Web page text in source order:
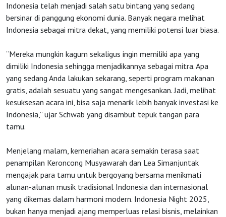
Indonesia telah menjadi salah satu bintang yang sedang
bersinar di panggung ekonomi dunia. Banyak negara melihat
Indonesia sebagai mitra dekat, yang memiliki potensi luar biasa.
“Mereka mungkin kagum sekaligus ingin memiliki apa yang
dimiliki Indonesia sehingga menjadikannya sebagai mitra. Apa
yang sedang Anda lakukan sekarang, seperti program makanan
gratis, adalah sesuatu yang sangat mengesankan. Jadi, melihat
kesuksesan acara ini, bisa saja menarik lebih banyak investasi ke
Indonesia,” ujar Schwab yang disambut tepuk tangan para
tamu.
Menjelang malam, kemeriahan acara semakin terasa saat
penampilan Keroncong Musyawarah dan Lea Simanjuntak
mengajak para tamu untuk bergoyang bersama menikmati
alunan-alunan musik tradisional Indonesia dan internasional
yang dikemas dalam harmoni modern. Indonesia Night 2025,
bukan hanya menjadi ajang memperluas relasi bisnis, melainkan